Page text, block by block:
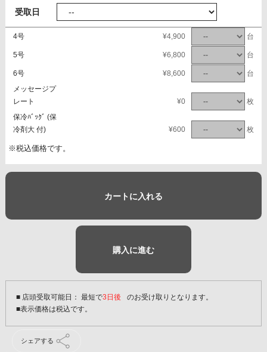
受取日
4号 ¥4,900 台
5号 ¥6,800 台
6号 ¥8,600
台
メッセージプ
レート
¥0
枚
保冷ﾊﾞｯｸﾞ (保
冷剤大 付)
¥600 枚
※税込価格です。
カートに入れる
購入に進む
■ 店頭受取可能日： 最短で3日後 のお受け取りとなります。
シェアする